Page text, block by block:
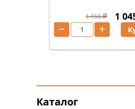
1 150 1
+
−
Каталог